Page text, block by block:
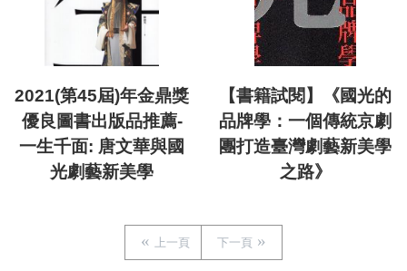
2021(第45屆)年金鼎獎
優良圖書出版品推薦-
一生千面: 唐文華與國
光劇藝新美學
【書籍試閱】《國光的
品牌學：一個傳統京劇
團打造臺灣劇藝新美學
之路》
上一頁 下一頁